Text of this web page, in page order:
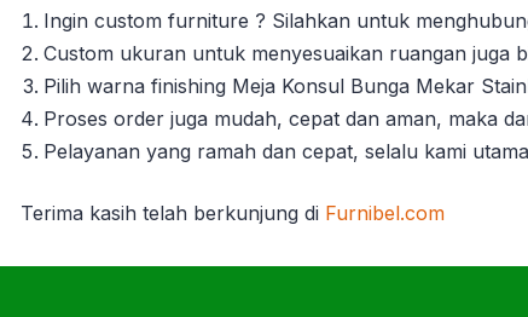
Ingin custom furniture ? Silahkan untuk
Custom ukuran untuk menyesuaikan ruangan juga
Pilih warna finishing Meja Konsul Bunga Mekar
Proses order juga mudah, cepat dan aman, maka
Pelayanan yang ramah dan cepat, selalu kami
Terima kasih telah berkunjung di Furnibel.com